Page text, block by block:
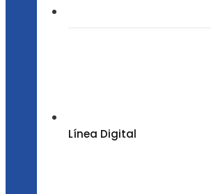
Línea Digital